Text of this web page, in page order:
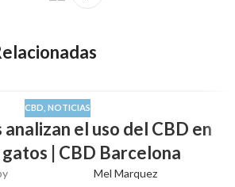
CBD NOTICIAS
el uso del CBD en
| CBD Barcelona
Mel Marquez